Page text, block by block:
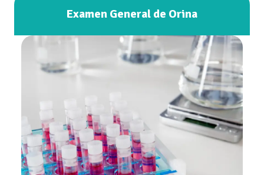
Examen General de Orina